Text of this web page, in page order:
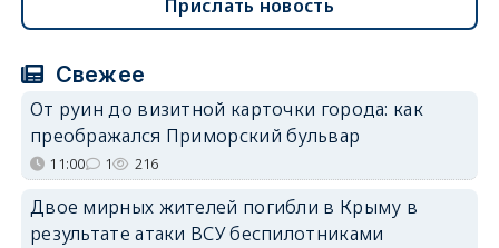
Прислать новость
Свежее
От руин до визитной карточки города: как
преображался Приморский бульвар
11:00 1 216
Двое мирных жителей погибли в Крыму в
результате атаки ВСУ беспилотниками